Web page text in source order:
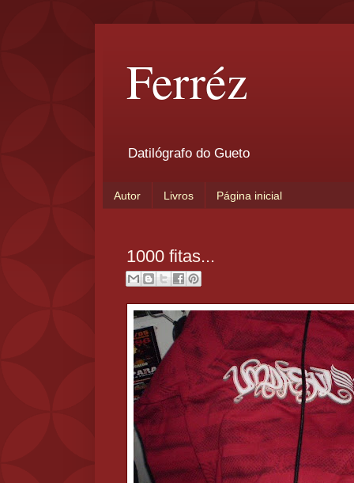
Ferréz
Datilógrafo do Gueto
Autor Livros Página inicial
1000 fitas...